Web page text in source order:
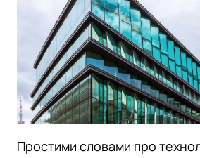
Простими словами про